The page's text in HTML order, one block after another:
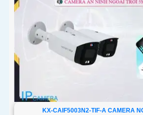
KX-CAIF5003N2-TIF-A CAMERA